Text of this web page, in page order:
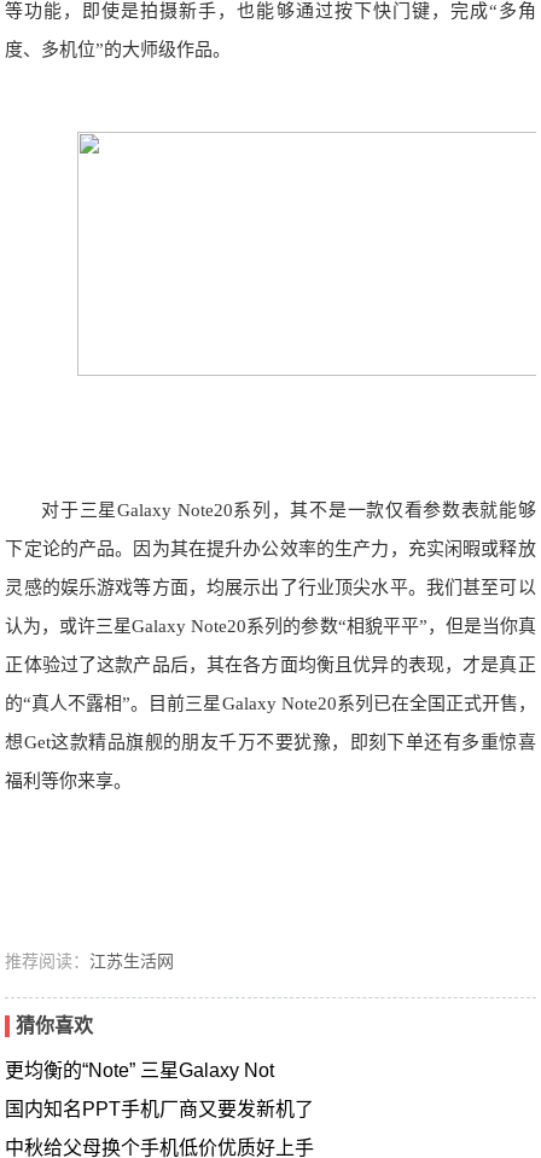
等功能，即使是拍摄新手，也能够通过按下快门键，完成“多角
度、多机位”的大师级作品。
对于三星Galaxy Note20系列，其不是一款仅看参数表就能够
下定论的产品。因为其在提升办公效率的生产力，充实闲暇或释放
灵感的娱乐游戏等方面，均展示出了行业顶尖水平。我们甚至可以
认为，或许三星Galaxy Note20系列的参数“相貌平平”，但是当你真
正体验过了这款产品后，其在各方面均衡且优异的表现，才是真正
的“真人不露相”。目前三星Galaxy Note20系列已在全国正式开售，
想Get这款精品旗舰的朋友千万不要犹豫，即刻下单还有多重惊喜
福利等你来享。
推荐阅读： 江苏生活网
猜你喜欢
更均衡的“Note” 三星Galaxy Not
国内知名PPT手机厂商又要发新机了
中秋给父母换个手机低价优质好上手